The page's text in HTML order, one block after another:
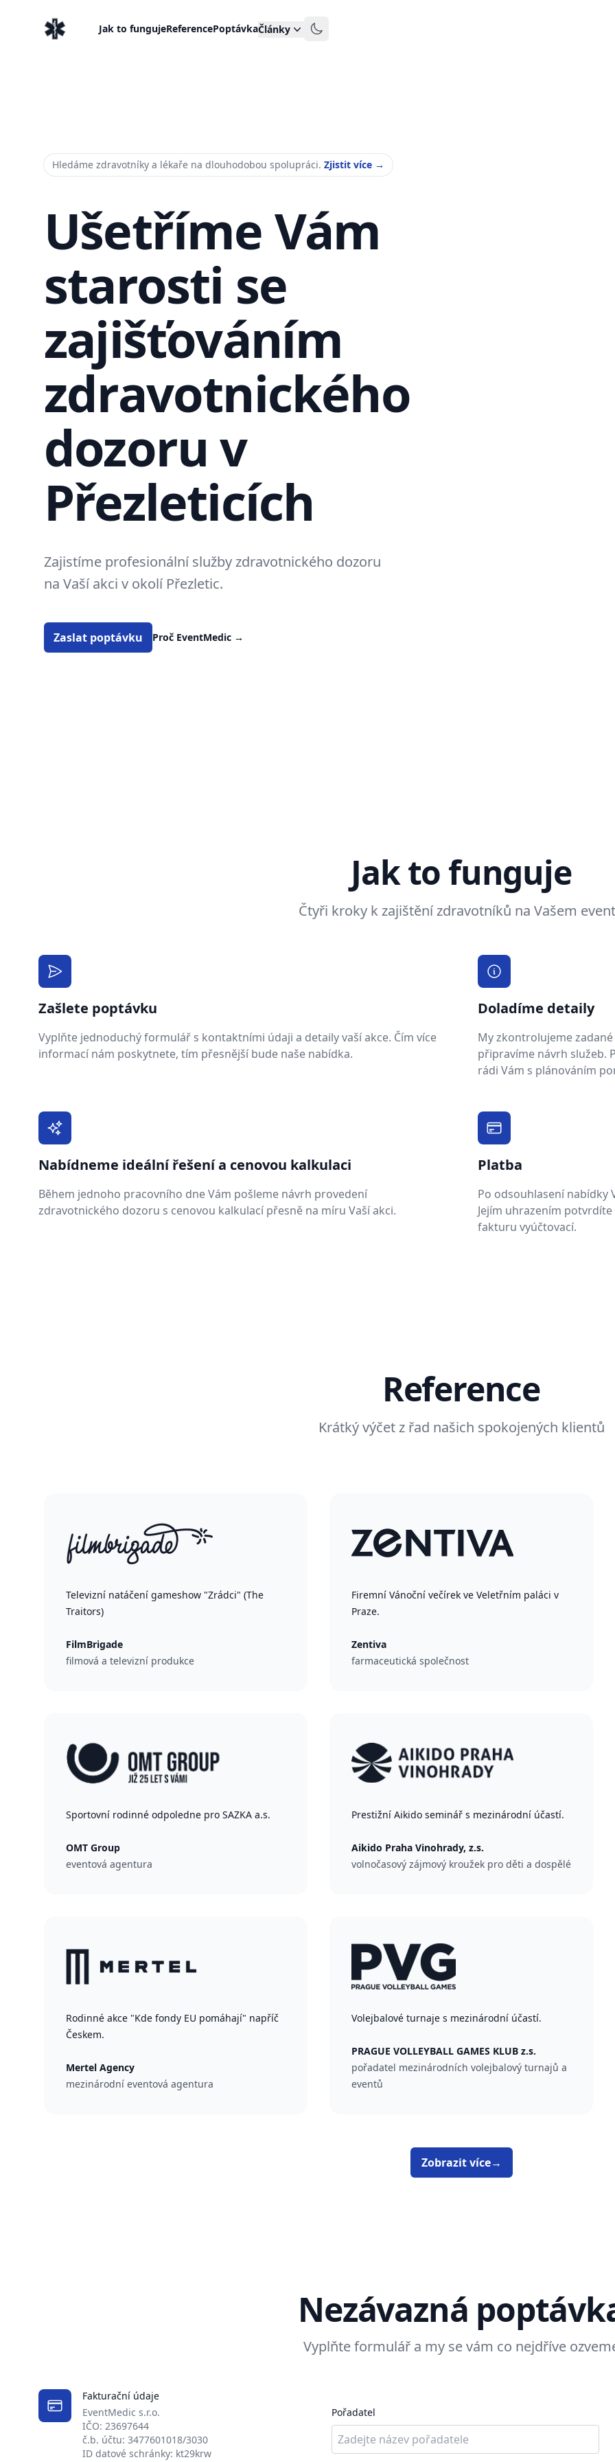
EventMedic.czJak to fungujeReferencePoptávkaČlánky Toggle dark mode
Hledáme zdravotníky a lékaře na dlouhodobou spolupráci. Zjistit více →
Ušetříme Vám
starosti se
zajišťováním
zdravotnického
dozoru v
Přezleticích
Zajistíme profesionální služby zdravotnického dozoru
na Vaší akci v okolí Přezletic.
Zaslat poptávku Proč EventMedic →
Jak to funguje
Čtyři kroky k zajištění zdravotníků na Vašem
Zašlete poptávku
Vyplňte jednoduchý formulář s kontaktními údaji a detaily vaší akce. Čím více
informací nám poskytnete, tím přesnější bude naše nabídka.
Doladíme detaily
My zkontrolujeme
připravíme návrh služeb.
rádi Vám s plánováním
Nabídneme ideální řešení a cenovou kalkulaci
Během jednoho pracovního dne Vám pošleme návrh provedení
zdravotnického dozoru s cenovou kalkulací přesně na míru Vaší akci.
Platba
Po odsouhlasení nabídky
Jejím uhrazením
fakturu vyúčtovací.
Reference
Krátký výčet z řad našich spokojených klientů
Televizní natáčení gameshow "Zrádci" (The
Traitors)
FilmBrigade
filmová a televizní produkce
Firemní Vánoční večírek ve Veletřním paláci v
Praze.
Zentiva
farmaceutická společnost
Sportovní rodinné odpoledne pro SAZKA a.s.
OMT Group
eventová agentura
Prestižní Aikido seminář s mezinárodní účastí.
Aikido Praha Vinohrady, z.s.
volnočasový zájmový kroužek pro děti a dospělé
Rodinné akce "Kde fondy EU pomáhají" napříč
Českem.
Mertel Agency
mezinárodní eventová agentura
Volejbalové turnaje s mezinárodní účastí.
PRAGUE VOLLEYBALL GAMES KLUB z.s.
pořadatel mezinárodních volejbalový turnajů a
eventů
Zobrazit více→
Nezávazná
Vyplňte formulář a my se vám co nejdříve
Fakturační údaje
EventMedic s.r.o.
IČO: 23697644
č.b. účtu: 3477601018/3030
ID datové schránky: kt29krw
Pořadatel